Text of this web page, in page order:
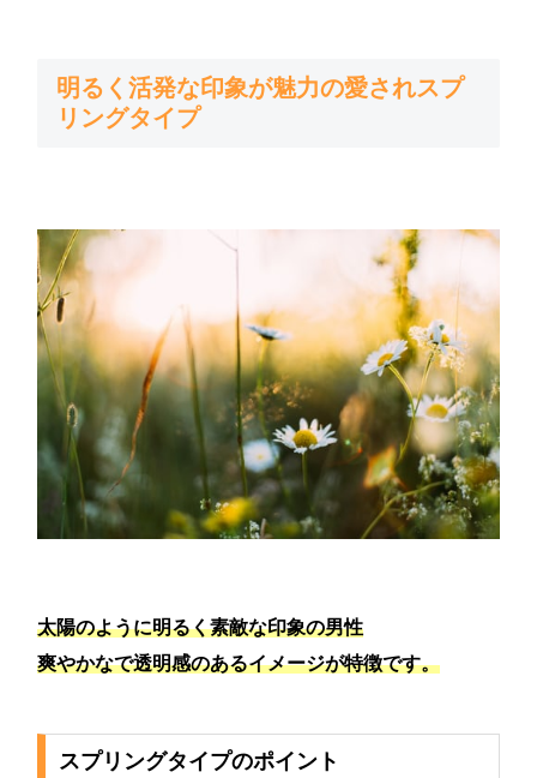
明るく活発な印象が魅力の愛されスプ
リングタイプ
太陽のように明るく素敵な印象の男性
爽やかなで透明感のあるイメージが特徴です。
スプリングタイプのポイント